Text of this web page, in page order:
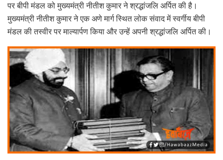
पर बीपी मंडल को मुख्यमंत्री नीतीश कुमार ने श्रद्धांजलि अर्पित की है।
मुख्यमंत्री नीतीश कुमार ने एक अणे मार्ग स्थित लोक संवाद में स्वर्गीय बीपी
मंडल की तस्वीर पर माल्यार्पण किया और उन्हें अपनी श्रद्धांजलि अर्पित की।